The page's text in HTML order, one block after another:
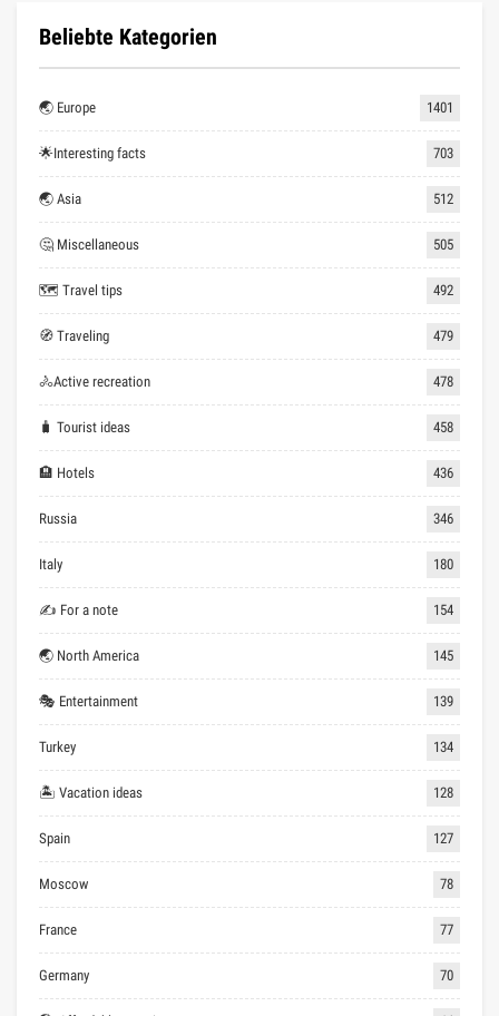
Beliebte Kategorien
🌏 Europe 1401
🌟Interesting facts 703
🌏 Asia 512
🤔 Miscellaneous 505
🗺 Travel tips 492
🧭 Traveling 479
🚴Active recreation 478
🧳 Tourist ideas 458
🏨 Hotels 436
Russia 346
Italy 180
✍ For a note 154
🌏 North America 145
🎭 Entertainment 139
Turkey 134
🏝 Vacation ideas 128
Spain 127
Moscow 78
France 77
Germany 70